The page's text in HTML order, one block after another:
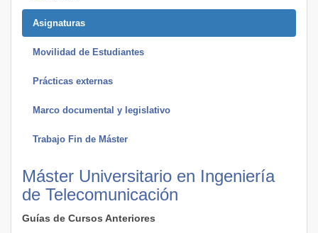
Asignaturas
Movilidad de Estudiantes
Prácticas externas
Marco documental y legislativo
Trabajo Fin de Máster
Máster Universitario en Ingeniería
de Telecomunicación
Guías de Cursos Anteriores